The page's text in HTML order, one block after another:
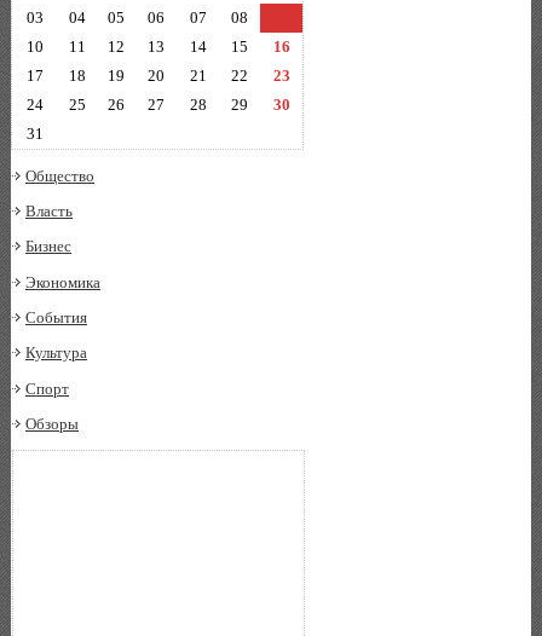
03
04 05 06 07 08
10
11 12 13 14 15
16
17
18 19 20 21 22
23
24
25 26 27 28 29
30
31
Общество
Власть
Бизнес
Экономика
События
Культура
Спорт
Обзоры